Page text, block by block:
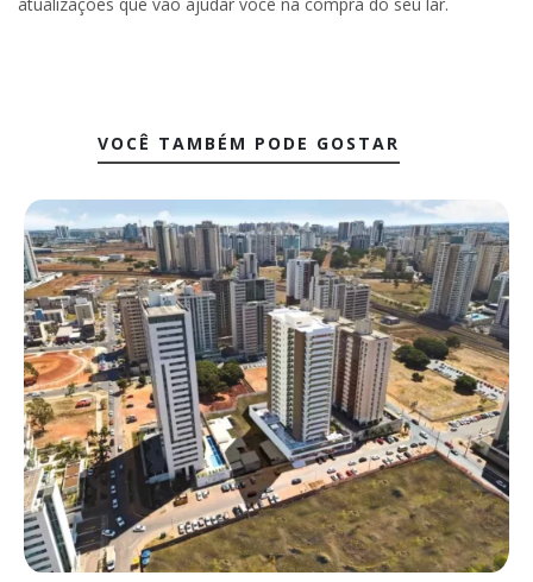
atualizações que vão ajudar você na compra do seu lar.
VOCÊ TAMBÉM PODE GOSTAR